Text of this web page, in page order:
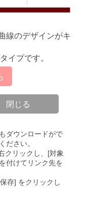
線のデザインがキ
イプです。
閉じる
ダウンロードがで
ださい。
クリックし、[対象
付けてリンク先を
存] をクリックし